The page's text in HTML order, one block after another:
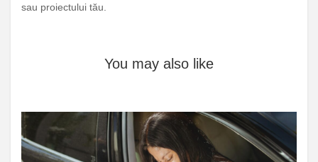
sau proiectului tău.
You may also like